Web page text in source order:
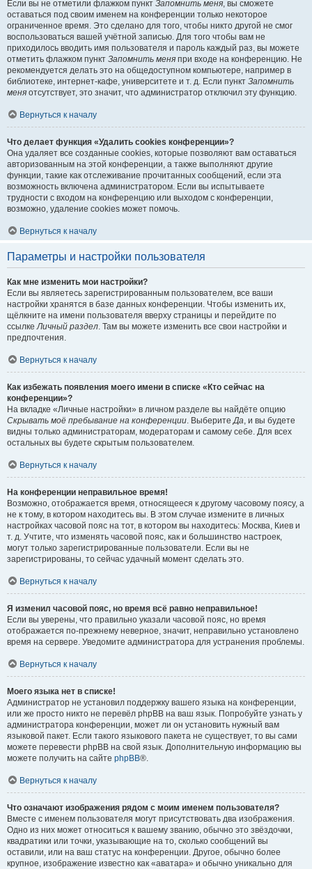
Если вы не отметили флажком пункт Запомнить меня, вы сможете
оставаться под своим именем на конференции только некоторое
ограниченное время. Это сделано для того, чтобы никто другой не смог
воспользоваться вашей учётной записью. Для того чтобы вам не
приходилось вводить имя пользователя и пароль каждый раз, вы можете
отметить флажком пункт Запомнить меня при входе на конференцию. Не
рекомендуется делать это на общедоступном компьютере, например в
библиотеке, интернет-кафе, университете и т. д. Если пункт Запомнить
меня отсутствует, это значит, что администратор отключил эту функцию.
Вернуться к началу
Что делает функция «Удалить cookies конференции»?
Она удаляет все созданные cookies, которые позволяют вам оставаться
авторизованным на этой конференции, а также выполняют другие
функции, такие как отслеживание прочитанных сообщений, если эта
возможность включена администратором. Если вы испытываете
трудности с входом на конференцию или выходом с конференции,
возможно, удаление cookies может помочь.
Вернуться к началу
Параметры и настройки пользователя
Как мне изменить мои настройки?
Если вы являетесь зарегистрированным пользователем, все ваши
настройки хранятся в базе данных конференции. Чтобы изменить их,
щёлкните на имени пользователя вверху страницы и перейдите по
ссылкеЛичный раздел. Там вы можете изменить все свои настройки и
предпочтения.
Вернуться к началу
Как избежать появления моего имени в списке «Кто сейчас на
конференции»?
На вкладке «Личные настройки» в личном разделе вы найдёте опцию
Скрывать моё пребывание на конференции. ВыберитеДа, и вы будете
видны только администраторам, модераторам и самому себе. Для всех
остальных вы будете скрытым пользователем.
Вернуться к началу
На конференции неправильное время!
Возможно, отображается время, относящееся к другому часовому поясу, а
не к тому, в котором находитесь вы. В этом случае измените в личных
настройках часовой пояс на тот, в котором вы находитесь: Москва, Киев и
т. д. Учтите, что изменять часовой пояс, как и большинство настроек,
могут только зарегистрированные пользователи. Если вы не
зарегистрированы, то сейчас удачный момент сделать это.
Вернуться к началу
Я изменил часовой пояс, но время всё равно неправильное!
Если вы уверены, что правильно указали часовой пояс, но время
отображается по-прежнему неверное, значит, неправильно установлено
время на сервере. Уведомите администратора для устранения проблемы.
Вернуться к началу
Моего языка нет в списке!
Администратор не установил поддержку вашего языка на конференции,
или же просто никто не перевёл phpBB на ваш язык. Попробуйте узнать у
администратора конференции, может ли он установить нужный вам
языковой пакет. Если такого языкового пакета не существует, то вы сами
можете перевести phpBB на свой язык. Дополнительную информацию вы
можете получить на сайте phpBB®.
Вернуться к началу
Что означают изображения рядом с моим именем пользователя?
Вместе с именем пользователя могут присутствовать два изображения.
Одно из них может относиться к вашему званию, обычно это звёздочки,
квадратики или точки, указывающие на то, сколько сообщений вы
оставили, или на ваш статус на конференции. Другое, обычно более
крупное, изображение известно как «аватара» и обычно уникально для